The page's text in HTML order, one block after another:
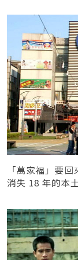
「萬家福」要
消失 18 年的本